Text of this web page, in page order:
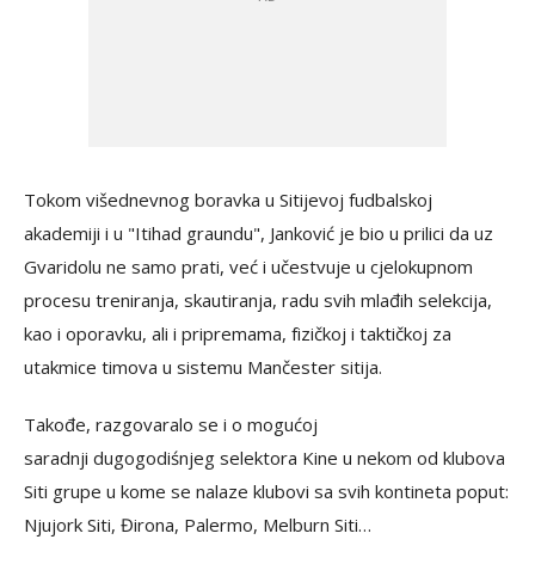
Tokom višednevnog boravka u Sitijevoj fudbalskoj
akademiji i u "Itihad graundu", Janković je bio u prilici da uz
Gvaridolu ne samo prati, već i učestvuje u cjelokupnom
procesu treniranja, skautiranja, radu svih mlađih selekcija,
kao i oporavku, ali i pripremama, fizičkoj i taktičkoj za
utakmice timova u sistemu Mančester sitija.
Takođe, razgovaralo se i o mogućoj
saradnji dugogodiśnjeg selektora Kine u nekom od klubova
Siti grupe u kome se nalaze klubovi sa svih kontineta poput:
Njujork Siti, Đirona, Palermo, Melburn Siti…